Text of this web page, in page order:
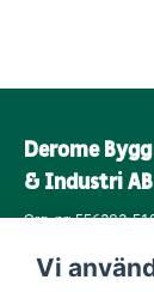
Derome Bygg
& Industri AB
Org. nr: 556202-
43248 Varberg
Vi